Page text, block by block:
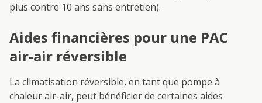
plus contre 10 ans sans entretien).
Aides financières pour une PAC
air-air réversible
La climatisation réversible, en tant que pompe à
chaleur air-air, peut bénéficier de certaines aides